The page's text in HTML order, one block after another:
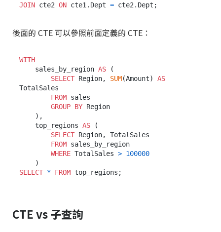
JOIN cte2 ON cte1.Dept =
後面的 CTE 可以參照前面定義的 CTE：
WITH
    sales_by_region
AS (
SELECT Region, SUM(Amount) AS
TotalSales
FROM sales
GROUP BY Region
    top_regions
AS (
SELECT Region, TotalSales
FROM sales_by_region
WHERE TotalSales > 100000
SELECT * FROM
CTE vs 子查詢